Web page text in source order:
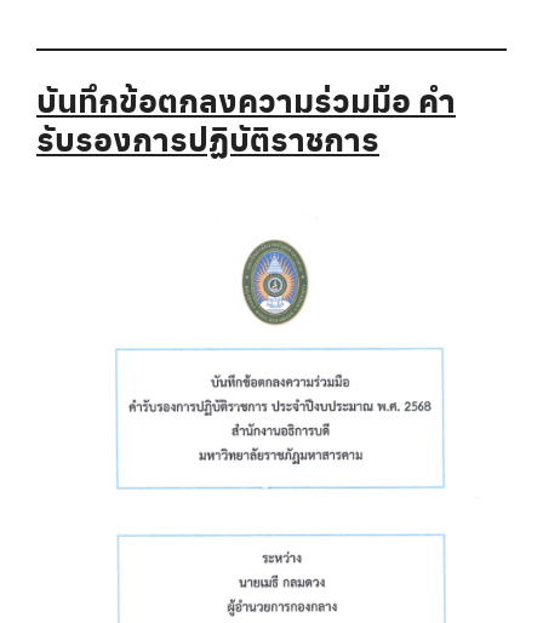
บันทึกข้อตกลงความร่วมมือ คำ
รับรองการปฏิบัติราชการ